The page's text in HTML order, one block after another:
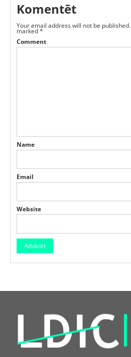
Komentēt
Your email address will not be published.
marked*
Comment
Name
Email
Website